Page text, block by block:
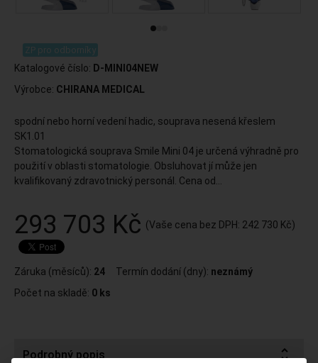
ZP pro odborníky
Katalogové číslo: D-MINI04NEW
Výrobce: CHIRANA MEDICAL
spodní nebo horní vedení hadic, souprava nesená křeslem
SK1.01
Stomatologická souprava Smile Mini 04 je určená výhradně pro
použití v oblasti stomatologie. Obsluhovat jí může jen
kvalifikovaný zdravotnický personál. Cena od...
293 703 Kč (Vaše cena bez DPH: 242 730 Kč)
Záruka (měsíců): 24 Termín dodání (dny): neznámý
Počet na skladě: 0 ks
Podrobný popis